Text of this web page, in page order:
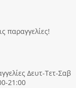
παραγγελίες!
Δευτ-Τετ-Σαβ
21:00